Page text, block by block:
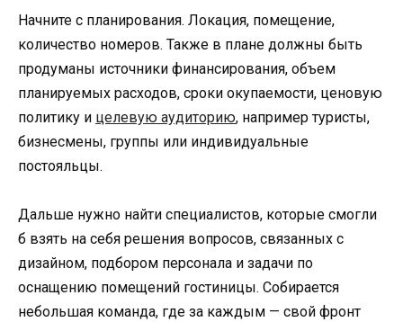
Начните с планирования. Локация, помещение,
количество номеров. Также в плане должны быть
продуманы источники финансирования, объем
планируемых расходов, сроки окупаемости, ценовую
политику и целевую аудиторию, например туристы,
бизнесмены, группы или индивидуальные
постояльцы.
Дальше нужно найти специалистов, которые смогли
б взять на себя решения вопросов, связанных с
дизайном, подбором персонала и задачи по
оснащению помещений гостиницы. Собирается
небольшая команда, где за каждым — свой фронт